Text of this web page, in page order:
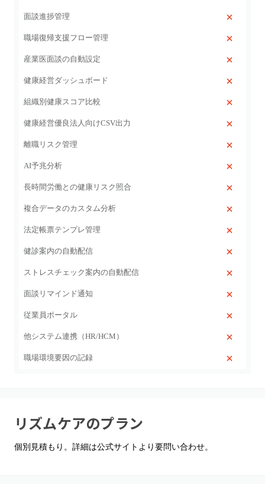
面談進捗管理
職場復帰支援フロー管理
産業医面談の自動設定
健康経営ダッシュボード
組織別健康スコア比較
健康経営優良法人向けCSV出力
離職リスク管理
AI予兆分析
長時間労働との健康リスク照合
複合データのカスタム分析
法定帳票テンプレ管理
健診案内の自動配信
ストレスチェック案内の自動配信
面談リマインド通知
従業員ポータル
他システム連携（HR/HCM）
職場環境要因の記録
リズムケアのプラン
個別見積もり。詳細は公式サイトより要問い合わせ。